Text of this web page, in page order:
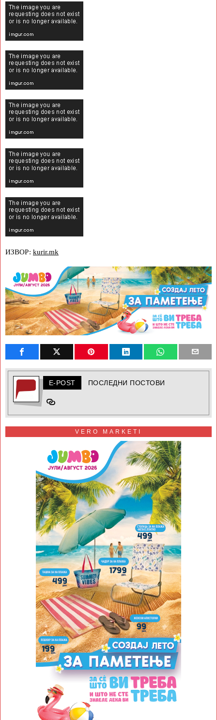
ИЗВОР: kurir.mk
E-POST ПОСЛЕДНИ ПОСТОВИ
VERO MARKETI